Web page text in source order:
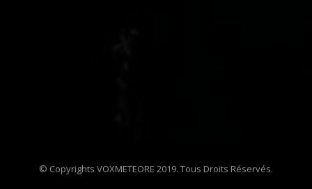
© Copyrights VOXMETEORE 2019. Tous Droits Réservés.